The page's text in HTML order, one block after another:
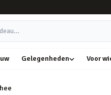
Gelegenheden Voor